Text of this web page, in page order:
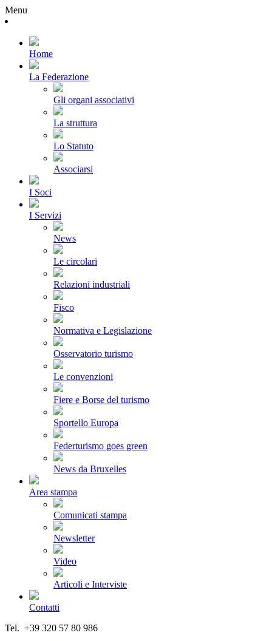
Menu
Home
La Federazione
Gli organi associativi
La struttura
Lo Statuto
Associarsi
I Soci
I Servizi
News
Le circolari
Relazioni industriali
Fisco
Normativa e Legislazione
Osservatorio turismo
Le convenzioni
Fiere e Borse del turismo
Sportello Europa
Federturismo goes green
News da Bruxelles
Area stampa
Comunicati stampa
Newsletter
Video
Articoli e Interviste
Contatti
Tel. +39 320 57 80 986